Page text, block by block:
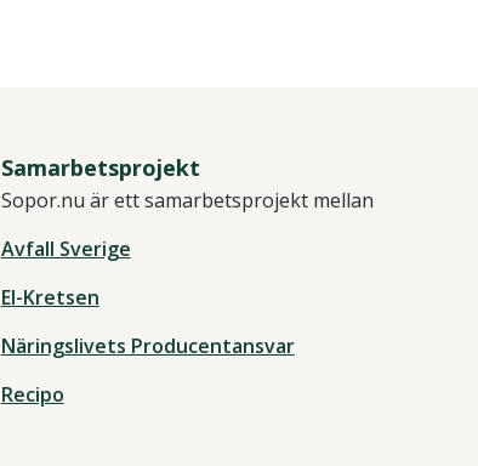
Samarbetsprojekt
Sopor.nu är ett samarbetsprojekt mellan
Avfall Sverige
El-Kretsen
Näringslivets Producentansvar
Recipo